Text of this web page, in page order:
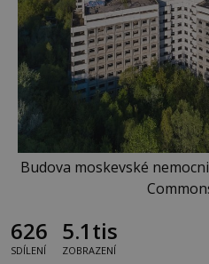
Budova moskevské
626
SDÍLENÍ
5.1tis
ZOBRAZENÍ